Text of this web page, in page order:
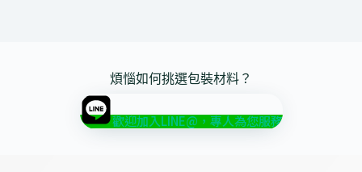
煩惱如何挑選包裝材料？
歡迎加入LINE@，專人為您服務